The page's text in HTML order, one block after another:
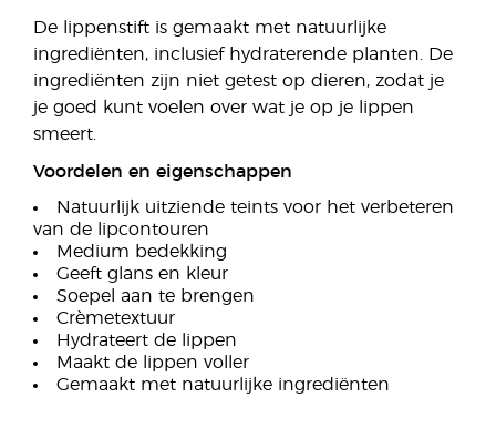
De lippenstift is gemaakt met natuurlijke
ingrediënten, inclusief hydraterende planten. De
ingrediënten zijn niet getest op dieren, zodat je
je goed kunt voelen over wat je op je lippen
smeert.
Voordelen en eigenschappen
Natuurlijk uitziende teints voor het verbeteren
van de lipcontouren
Medium bedekking
Geeft glans en kleur
Soepel aan te brengen
Crèmetextuur
Hydrateert de lippen
Maakt de lippen voller
Gemaakt met natuurlijke ingrediënten